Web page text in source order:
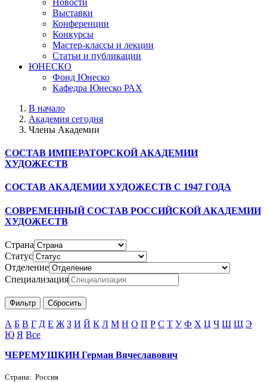
Выставки
Конференции
Конкурсы
Мастер-классы и лекции
Статьи и публикации
ЮНЕСКО
Фонд Юнеско
Кафедра Юнеско РАХ
В начало
Академия сегодня
Члены Академии
СОСТАВ ИМПЕРАТОРСКОЙ АКАДЕМИИ
ХУДОЖЕСТВ
СОСТАВ АКАДЕМИИ ХУДОЖЕСТВ С 1947 ГОДА
СОВРЕМЕННЫЙ СОСТАВ РОССИЙСКОЙ АКАДЕМИИ
ХУДОЖЕСТВ
Страна
Статус
Отделение
Специализация
А Б В Г Д Е Ж З И Й К Л М Н О П Р С Т У Ф Х Ц Ч Ш Щ Э
Ю Я Все
ЧЕРЕМУШКИН Герман Вячеславович
Страна: Россия